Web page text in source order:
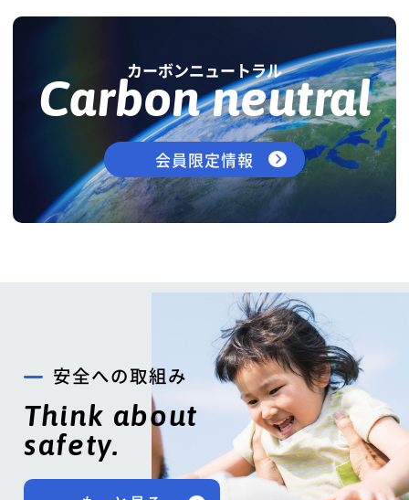
カーボンニュートラル
Carbon neutral
会員限定情報
安全への取組み
Think about
safety.